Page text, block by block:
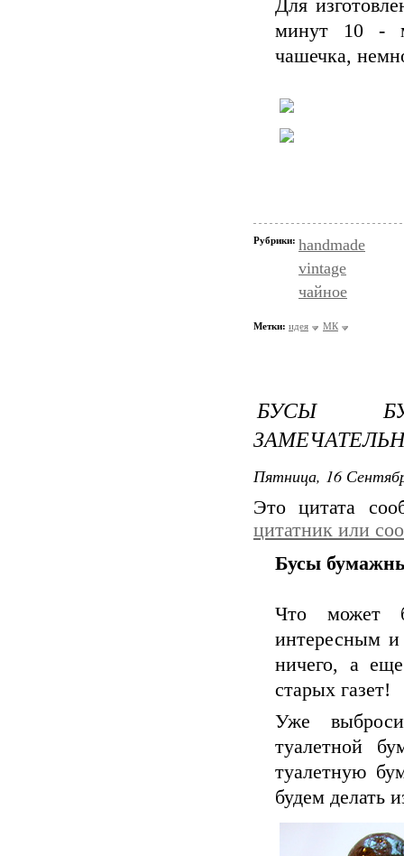
Для
минут 10 -
чашечка,
Рубрики: handmade
vintage
чайное
Метки: идея МК
БУСЫ
Пятница, 16
Это цитата
цитатник или
Бусы
Что может
интересным и
ничего, а еще
старых газет!
Уже
туалетной
туалетную
будем делать